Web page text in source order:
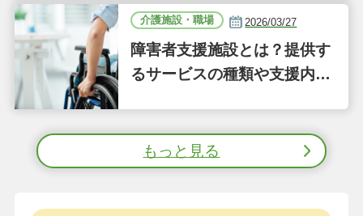
（41）
介護施設・職場 2026/03/27
障害者支援施設とは？提供す
るサービスの種類や支援内容
もっと見る